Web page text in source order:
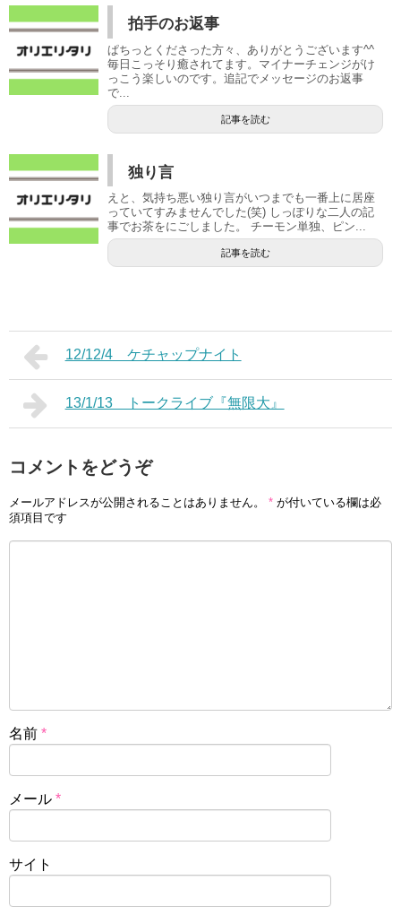
拍手のお返事
ぱちっとくださった方々、ありがとうございます^^
毎日こっそり癒されてます。マイナーチェンジがけ
っこう楽しいのです。追記でメッセージのお返事
で...
記事を読む
独り言
えと、気持ち悪い独り言がいつまでも一番上に居座
っていてすみませんでした(笑) しっぽりな二人の記
事でお茶をにごしました。 チーモン単独、ピン...
記事を読む
12/12/4 ケチャップナイト
13/1/13 トークライブ『無限大』
コメントをどうぞ
メールアドレスが公開されることはありません。 * が付いている欄は必
須項目です
名前 *
メール *
サイト